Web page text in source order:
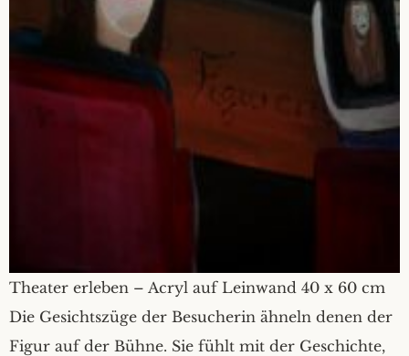
Theater erleben – Acryl auf Leinwand 40 x 60 cm
Die Gesichtszüge der Besucherin ähneln denen der
Figur auf der Bühne. Sie fühlt mit der Geschichte,